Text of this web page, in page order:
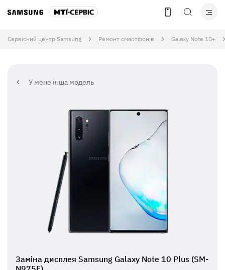
Сервісний центр Samsung Ремонт смартфонів Galaxy Note 10+
У мене інша модель
Заміна дисплея Samsung Galaxy Note 10 Plus (SM-